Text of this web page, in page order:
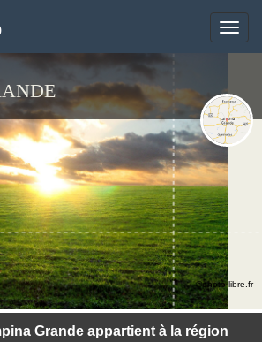
Toggle
Grande appartient à la région
©photo-libre.fr
Toggle